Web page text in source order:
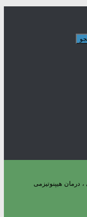
درمان هیپنوتیزمی